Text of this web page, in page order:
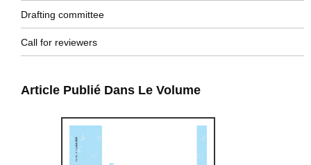
Drafting committee
Call for reviewers
Article Publié Dans Le Volume